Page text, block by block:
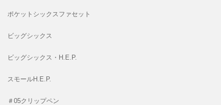
ポケットシックスファセット
ビッグシックス
ビッグシックス・H.E.P.
スモールH.E.P.
＃05クリップペン